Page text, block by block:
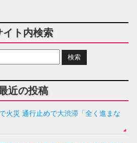
イト内検索
近の投稿
火災 通行止めで大渋滞「全く進まな